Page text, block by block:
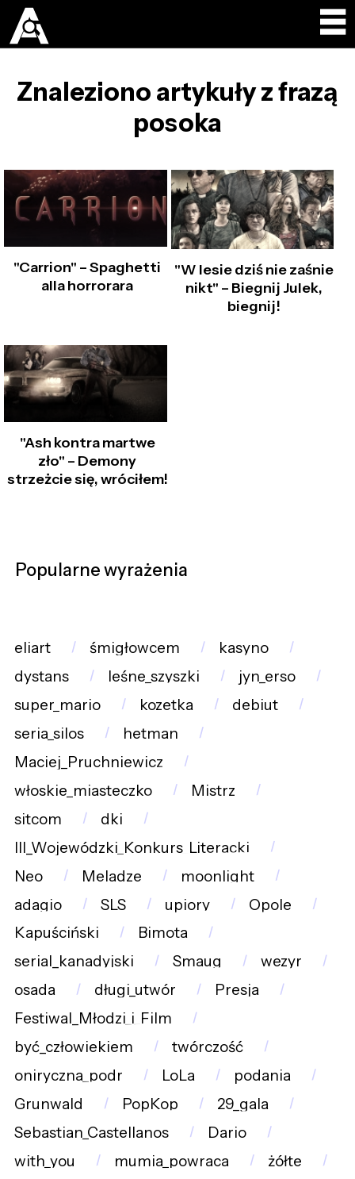
Znaleziono artykuły z frazą
posoka
"Carrion" – Spaghetti
alla horrorara
"W lesie dziś nie zaśnie
nikt" – Biegnij Julek,
biegnij!
"Ash kontra martwe
zło" – Demony
strzeżcie się, wróciłem!
Popularne wyrażenia
eliart śmigłowcem
kasyno
dystans
leśne_szyszki
jyn_erso
super_mario
kozetka
debiut
seria_silos
hetman
Maciej_Pruchniewicz
włoskie_miasteczko
Mistrz
sitcom
dki
III_Wojewódzki_Konkurs_Literacki
Neo
Meladze
moonlight
adagio
SLS upiory
Opole
Kapuściński
Bimota
serial_kanadyjski
Smaug
wezyr
osada
długi_utwór
Presja
Festiwal_Młodzi_i_Film
być_człowiekiem
twórczość
oniryczna_podr
LoLa
podania
Grunwald
PopKop
29_gala
Sebastian_Castellanos
Dario
with_you
mumia_powraca
żółte